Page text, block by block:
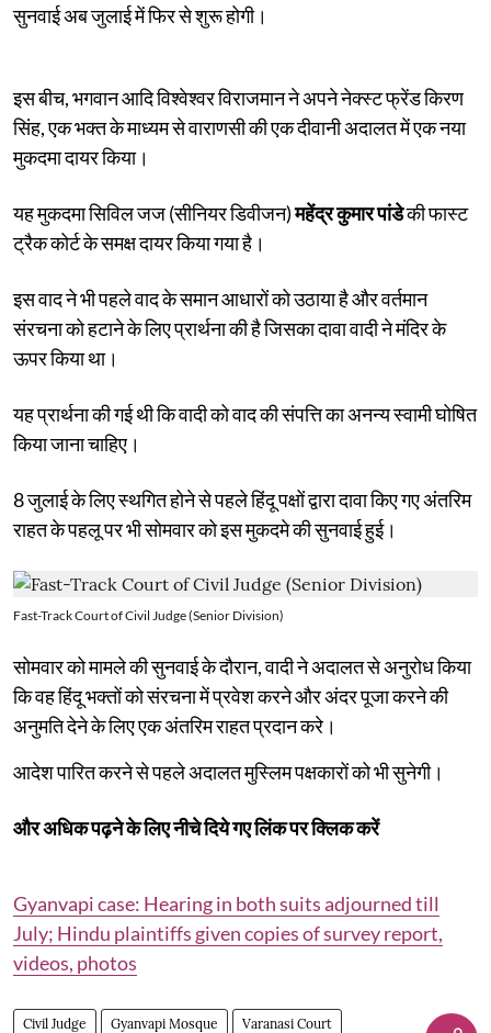
सुनवाई अब जुलाई में फिर से शुरू होगी।
इस बीच, भगवान आदि विश्वेश्वर विराजमान ने अपने नेक्स्ट फ्रेंड किरण
सिंह, एक भक्त के माध्यम से वाराणसी की एक दीवानी अदालत में एक नया
मुकदमा दायर किया।
यह मुकदमा सिविल जज (सीनियर डिवीजन)महेंद्र कुमार पांडेकी फास्ट
ट्रैक कोर्ट के समक्ष दायर किया गया है।
इस वाद ने भी पहले वाद के समान आधारों को उठाया है और वर्तमान
संरचना को हटाने के लिए प्रार्थना की है जिसका दावा वादी ने मंदिर के
ऊपर किया था।
यह प्रार्थना की गई थी कि वादी को वाद की संपत्ति का अनन्य स्वामी घोषित
किया जाना चाहिए।
8 जुलाई के लिए स्थगित होने से पहले हिंदू पक्षों द्वारा दावा किए गए अंतरिम
राहत के पहलू पर भी सोमवार को इस मुकदमे की सुनवाई हुई।
Fast-Track Court of Civil Judge (Senior Division)
सोमवार को मामले की सुनवाई के दौरान, वादी ने अदालत से अनुरोध किया
कि वह हिंदू भक्तों को संरचना में प्रवेश करने और अंदर पूजा करने की
अनुमति देने के लिए एक अंतरिम राहत प्रदान करे।
आदेश पारित करने से पहले अदालत मुस्लिम पक्षकारों को भी सुनेगी।
और अधिक पढ़ने के लिए नीचे दिये गए लिंक पर क्लिक करें
Gyanvapi case: Hearing in both suits adjourned till
July; Hindu plaintiffs given copies of survey report,
videos, photos
Civil Judge Gyanvapi Mosque Varanasi Court